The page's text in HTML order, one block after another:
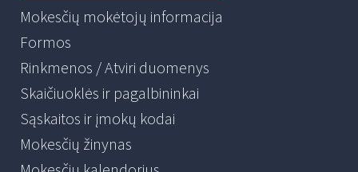
Mokesčių mokėtojų informacija
Formos
Rinkmenos / Atviri duomenys
Skaičiuoklės ir pagalbininkai
Sąskaitos ir įmokų kodai
Mokesčių žinynas